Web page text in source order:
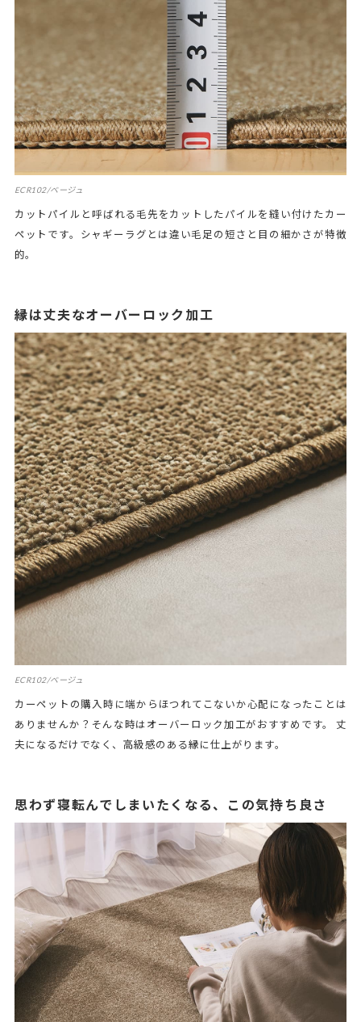
ECR102/ベージュ
カットパイルと呼ばれる毛先をカットしたパイルを縫い付けたカー
ペットです。シャギーラグとは違い毛足の短さと目の細かさが特徴
的。
縁は丈夫なオーバーロック加工
ECR102/ベージュ
カーペットの購入時に端からほつれてこないか心配になったことは
ありませんか？そんな時はオーバーロック加工がおすすめです。 丈
夫になるだけでなく、高級感のある縁に仕上がります。
思わず寝転んでしまいたくなる、この気持ち良さ